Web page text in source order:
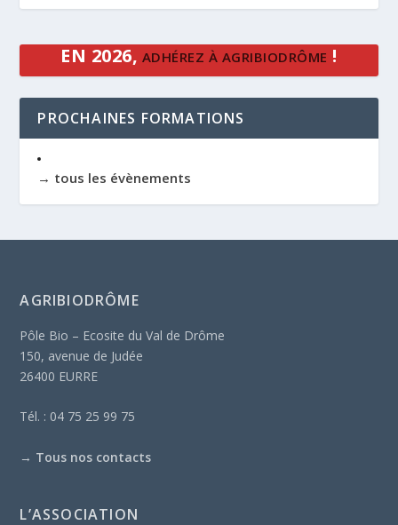
EN 2026, ADHÉREZ À AGRIBIODRÔME !
PROCHAINES FORMATIONS
→ tous les évènements
AGRIBIODRÔME
Pôle Bio – Ecosite du Val de Drôme
150, avenue de Judée
26400 EURRE
Tél. : 04 75 25 99 75
→ Tous nos contacts
L’ASSOCIATION